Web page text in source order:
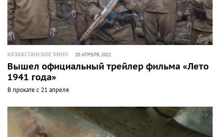
КАЗАХСТАНСКОЕ КИНО 20 АПРЕЛЯ, 2022
Вышел официальный трейлер фильма «Лето
1941 года»
В прокате с 21 апреля